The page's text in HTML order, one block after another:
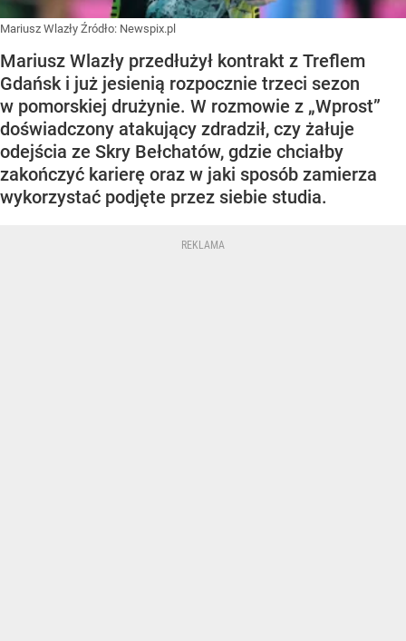
Mariusz Wlazły Źródło: Newspix.pl
Mariusz Wlazły przedłużył kontrakt z Treflem
Gdańsk i już jesienią rozpocznie trzeci sezon
w pomorskiej drużynie. W rozmowie z „Wprost”
doświadczony atakujący zdradził, czy żałuje
odejścia ze Skry Bełchatów, gdzie chciałby
zakończyć karierę oraz w jaki sposób zamierza
wykorzystać podjęte przez siebie studia.